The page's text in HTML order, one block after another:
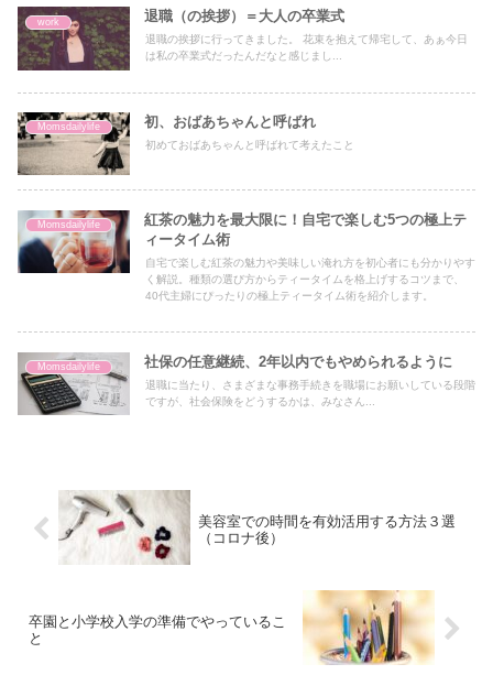
work 退職（の挨拶）＝大人の卒業式
退職の挨拶に行ってきました。 花束を抱えて帰宅して、あぁ今日
は私の卒業式だったんだなと感じまし...
Momsdailylife 初、おばあちゃんと呼ばれ
初めておばあちゃんと呼ばれて考えたこと
Momsdailylife
紅茶の魅力を最大限に！自宅で楽しむ5つの極上テ
ィータイム術
自宅で楽しむ紅茶の魅力や美味しい淹れ方を初心者にも分かりやす
く解説。種類の選び方からティータイムを格上げするコツまで、
40代主婦にぴったりの極上ティータイム術を紹介します。
Momsdailylife 社保の任意継続、2年以内でもやめられるように
退職に当たり、さまざまな事務手続きを職場にお願いしている段階
ですが、社会保険をどうするかは、みなさん...
美容室での時間を有効活用する方法３選
（コロナ後）
卒園と小学校入学の準備でやっているこ
と